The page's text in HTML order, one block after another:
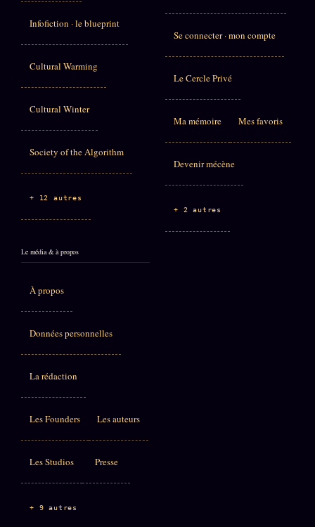
Infofiction · le blueprint
Cultural Warming
Cultural Winter
Society of the Algorithm
+ 12 autres
Se connecter · mon compte
Le Cercle Privé
Ma mémoire Mes favoris
Devenir mécène
+ 2 autres
Le média & à propos
À propos
Données personnelles
La rédaction
Les Founders Les auteurs
Les Studios Presse
+ 9 autres